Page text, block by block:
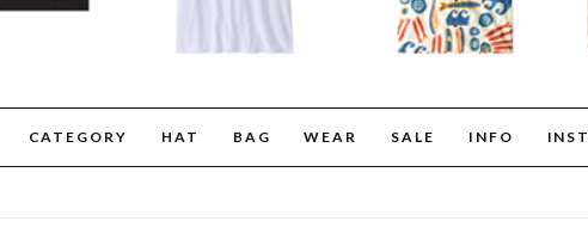
CATEGORY HAT BAG WEAR SALE INFO